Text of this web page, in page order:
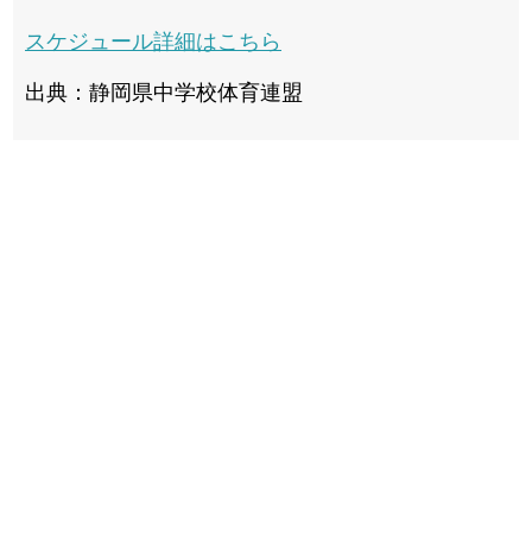
スケジュール詳細はこちら
出典：静岡県中学校体育連盟